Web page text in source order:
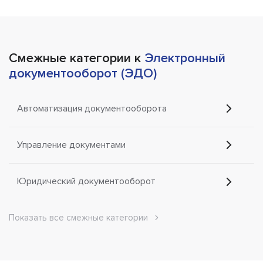
Смежные категории к Электронный
документооборот (ЭДО)
Автоматизация документооборота
Управление документами
Юридический документооборот
Показать все смежные категории